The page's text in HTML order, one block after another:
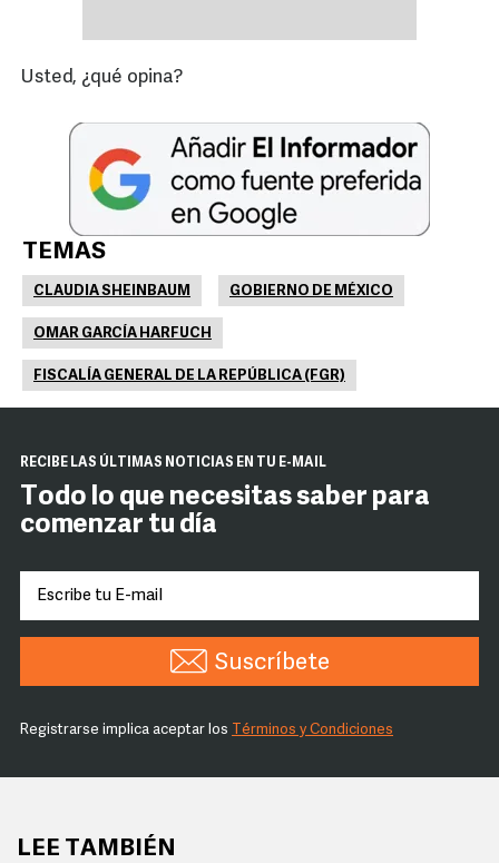
Usted, ¿qué opina?
TEMAS
CLAUDIA SHEINBAUM GOBIERNO DE MÉXICO
OMAR GARCÍA HARFUCH
FISCALÍA GENERAL DE LA REPÚBLICA (FGR)
RECIBE LAS ÚLTIMAS NOTICIAS EN TU E-MAIL
Todo lo que necesitas saber para
comenzar tu día
Suscríbete
Registrarse implica aceptar los Términos y Condiciones
LEE TAMBIÉN